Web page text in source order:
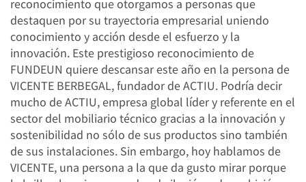
reconocimiento que otorgamos a personas que
destaquen por su trayectoria empresarial uniendo
conocimiento y acción desde el esfuerzo y la
innovación. Este prestigioso reconocimiento de
FUNDEUN quiere descansar este año en la persona de
VICENTE BERBEGAL, fundador de ACTIU. Podría decir
mucho de ACTIU, empresa global líder y referente en el
sector del mobiliario técnico gracias a la innovación y
sostenibilidad no sólo de sus productos sino también
de sus instalaciones. Sin embargo, hoy hablamos de
VICENTE, una persona a la que da gusto mirar porque